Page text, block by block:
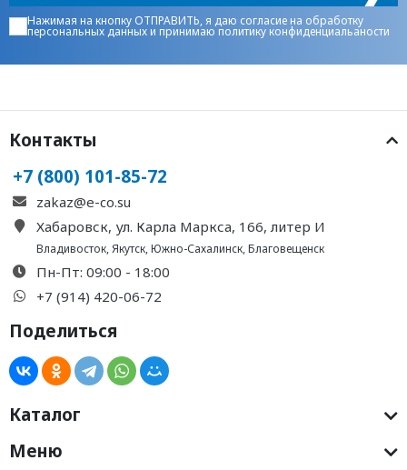
Нажимая на кнопку ОТПРАВИТЬ, я даю согласие на обработку
персональных данныхи принимаюполитику конфиденциальаности
Контакты
+7 (800) 101-85-72
zakaz@e-co.su
Хабаровск, ул. Карла Маркса, 166, литер И
Владивосток,Якутск,Южно-Сахалинск,Благовещенск
Пн-Пт: 09:00 - 18:00
+7 (914) 420-06-72
Поделиться
Каталог
Меню